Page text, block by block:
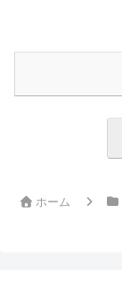
ホーム